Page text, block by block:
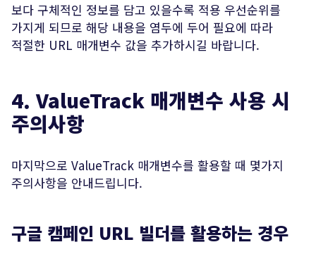
보다 구체적인 정보를 담고 있을수록 적용 우선순위를
가지게 되므로 해당 내용을 염두에 두어 필요에 따라
적절한 URL 매개변수 값을 추가하시길 바랍니다.
4. ValueTrack 매개변수 사용 시
주의사항
마지막으로 ValueTrack 매개변수를 활용할 때 몇가지
주의사항을 안내드립니다.
구글 캠페인 URL 빌더를 활용하는 경우